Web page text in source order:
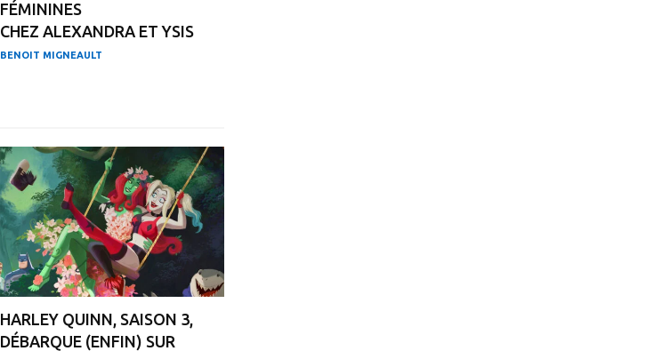
FÉMININES
CHEZ ALEXANDRA ET YSIS
BENOIT MIGNEAULT
HARLEY QUINN, SAISON 3,
DÉBARQUE (ENFIN) SUR